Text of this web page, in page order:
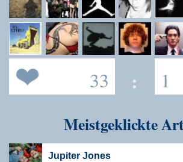
33 : 1
Meistgeklickte
Jupiter Jones